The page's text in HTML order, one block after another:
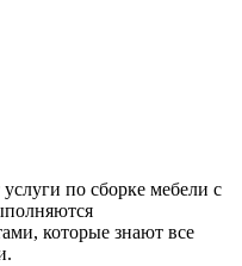
по сборке мебели с
которые знают все